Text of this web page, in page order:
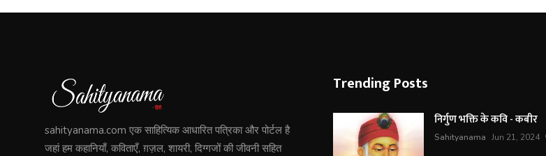
sahityanama.com एक साहित्यिक आधारित पत्रिका और पोर्टल है
जहां हम कहानियाँ, कविताएँ, ग़ज़ल, शायरी, दिग्गजों की जीवनी सहित
Trending Posts
निर्गुण भक्ति के कवि - कबीर
Sahityanama Jun 21, 2024